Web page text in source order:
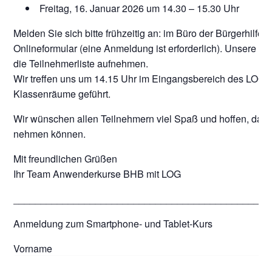
Freitag, 16. Januar 2026 um 14.30 – 15.30 Uhr
Melden Sie sich bitte frühzeitig an: im Büro der Bürgerhilfe,
Onlineformular (eine Anmeldung ist erforderlich). Unsere
die Teilnehmerliste aufnehmen.
Wir treffen uns um 14.15 Uhr im Eingangsbereich des
Klassenräume geführt.
Wir wünschen allen Teilnehmern viel Spaß und hoffen,
nehmen können.
Mit freundlichen Grüßen
Ihr Team Anwenderkurse BHB mit LOG
Anmeldung zum Smartphone- und Tablet-Kurs
Vorname